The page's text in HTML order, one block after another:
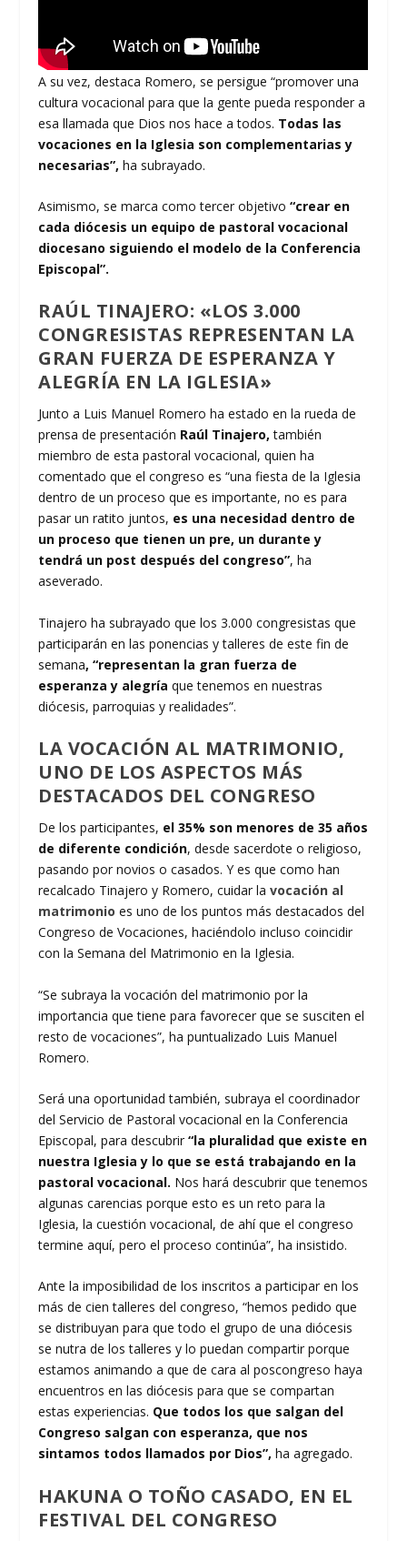
A su vez, destaca Romero, se persigue “promover una
cultura vocacional para que la gente pueda responder a
esa llamada que Dios nos hace a todos. Todas las
vocaciones en la Iglesia son complementarias y
necesarias”, ha subrayado.
Asimismo, se marca como tercer objetivo“crear en
cada diócesis un equipo de pastoral vocacional
diocesano siguiendo el modelo de la Conferencia
Episcopal”.
RAÚL TINAJERO: «LOS 3.000
CONGRESISTAS REPRESENTAN LA
GRAN FUERZA DE ESPERANZA Y
ALEGRÍA EN LA IGLESIA»
Junto a Luis Manuel Romero ha estado en la rueda de
prensa de presentación Raúl Tinajero, también
miembro de esta pastoral vocacional, quien ha
comentado que el congreso es “una fiesta de la Iglesia
dentro de un proceso que es importante, no es para
pasar un ratito juntos, es una necesidad dentro de
un proceso que tienen un pre, un durante y
tendrá un post después del congreso”, ha
aseverado.
Tinajero ha subrayado que los 3.000 congresistas que
participarán en las ponencias y talleres de este fin de
semana, “representan la gran fuerza de
esperanza y alegríaque tenemos en nuestras
diócesis, parroquias y realidades”.
LA VOCACIÓN AL MATRIMONIO,
UNO DE LOS ASPECTOS MÁS
DESTACADOS DEL CONGRESO
De los participantes, el 35% son menores de 35 años
de diferente condición, desde sacerdote o religioso,
pasando por novios o casados. Y es que como han
recalcado Tinajero y Romero, cuidar la vocación al
matrimonio es uno de los puntos más destacados del
Congreso de Vocaciones, haciéndolo incluso coincidir
con la Semana del Matrimonio en la Iglesia.
“Se subraya la vocación del matrimonio por la
importancia que tiene para favorecer que se susciten el
resto de vocaciones”, ha puntualizado Luis Manuel
Romero.
Será una oportunidad también, subraya el coordinador
del Servicio de Pastoral vocacional en la Conferencia
Episcopal, para descubrir“la pluralidad que existe en
nuestra Iglesia y lo que se está trabajando en la
pastoral vocacional. Nos hará descubrir que tenemos
algunas carencias porque esto es un reto para la
Iglesia, la cuestión vocacional, de ahí que el congreso
termine aquí, pero el proceso continúa”, ha insistido.
Ante la imposibilidad de los inscritos a participar en los
más de cien talleres del congreso, “hemos pedido que
se distribuyan para que todo el grupo de una diócesis
se nutra de los talleres y lo puedan compartir porque
estamos animando a que de cara al poscongreso haya
encuentros en las diócesis para que se compartan
estas experiencias. Que todos los que salgan del
Congreso salgan con esperanza, que nos
sintamos todos llamados por Dios”, ha agregado.
HAKUNA O TOÑO CASADO, EN EL
FESTIVAL DEL CONGRESO